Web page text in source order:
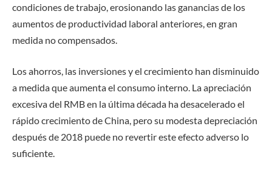
condiciones de trabajo, erosionando las ganancias de los
aumentos de productividad laboral anteriores, en gran
medida no compensados.
Los ahorros, las inversiones y el crecimiento han disminuido
a medida que aumenta el consumo interno. La apreciación
excesiva del RMB en la última década ha desacelerado el
rápido crecimiento de China, pero su modesta depreciación
después de 2018 puede no revertir este efecto adverso lo
suficiente.